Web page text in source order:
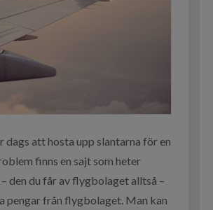
dags att hosta upp slantarna för en
finns en sajt som heter
– den du får av flygbolaget alltså –
pengar från flygbolaget. Man kan